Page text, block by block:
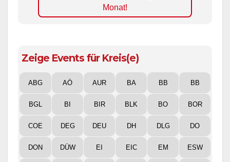
Monat!
Zeige Events für Kreis(e)
ABG AÖ AUR BA BB BB
BGL BI BIR BLK BO BOR
COE DEG DEU DH DLG DO
DON DÜW EI EIC EM ESW